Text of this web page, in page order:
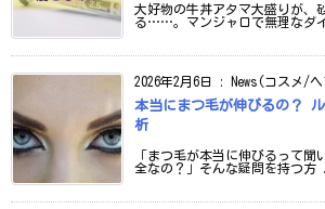
大好物の牛丼アタマ大盛りが、
る……。マンジャロで無理なダ
2026年2月6日 : News(コスメ/
本当にまつ毛が伸びるの？
析
「まつ毛が本当に伸びるって聞
全なの？」そんな疑問を持つ方